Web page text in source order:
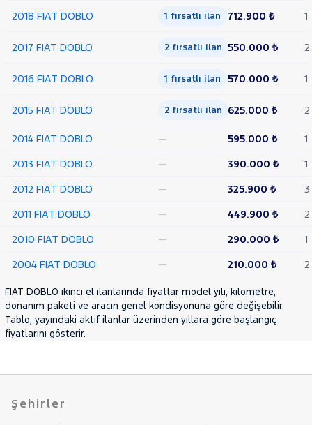
2018 FIAT DOBLO 1 fırsatlı ilan 712.900 ₺ 1
2017 FIAT DOBLO 2 fırsatlı ilan 550.000 ₺ 2
2016 FIAT DOBLO 1 fırsatlı ilan 570.000 ₺ 1
2015 FIAT DOBLO 2 fırsatlı ilan 625.000 ₺ 2
2014 FIAT DOBLO — 595.000 ₺
1
2013 FIAT DOBLO
— 390.000 ₺
1
2012 FIAT DOBLO
— 325.900 ₺
3
2011 FIAT DOBLO
— 449.900 ₺
2
2010 FIAT DOBLO
— 290.000 ₺
1
2004 FIAT DOBLO
— 210.000 ₺ 2
FIAT DOBLO ikinci el ilanlarında fiyatlar model yılı, kilometre,
donanım paketi ve aracın genel kondisyonuna göre değişebilir.
Tablo, yayındaki aktif ilanlar üzerinden yıllara göre başlangıç
fiyatlarını gösterir.
Şehirler